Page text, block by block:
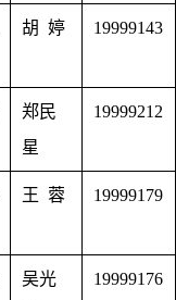
胡 婷 19999143
郑民
星
19999212
王 蓉 19999179
吴光
19999176